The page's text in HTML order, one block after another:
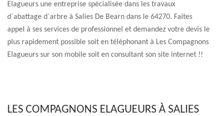
Elagueurs une entreprise spécialisée dans les travaux
d`abattage d`arbre à Salies De Bearn dans le 64270. Faites
appel à ses services de professionnel et demandez votre devis le
plus rapidement possible soit en téléphonant à Les Compagnons
Elagueurs sur son mobile soit en consultant son site internet !!
LES COMPAGNONS ELAGUEURS À SALIES